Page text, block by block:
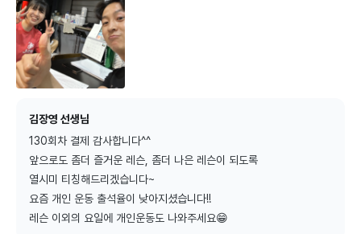
김장영 선생님
130회차 결제 감사합니다^^
앞으로도 좀더 즐거운 레슨, 좀더 나은 레슨이 되도록
열시미 티칭해드리겠습니다~
요즘 개인 운동 출석율이 낮아지셨습니다!!
레슨 이외의 요일에 개인운동도 나와주세요😁